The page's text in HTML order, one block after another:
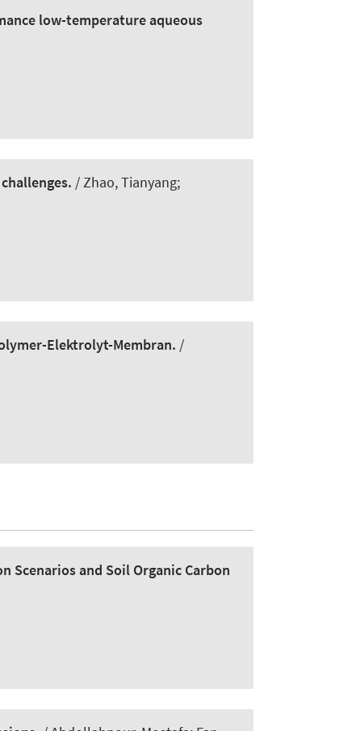
low-temperature aqueous
/ Zhao, Tianyang;
Elektrolyt-Membran. /
Scenarios and Soil Organic Carbon